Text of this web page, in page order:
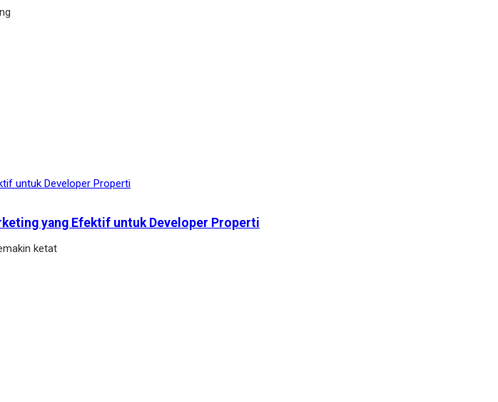
yang Efektif untuk Developer Properti
ketat